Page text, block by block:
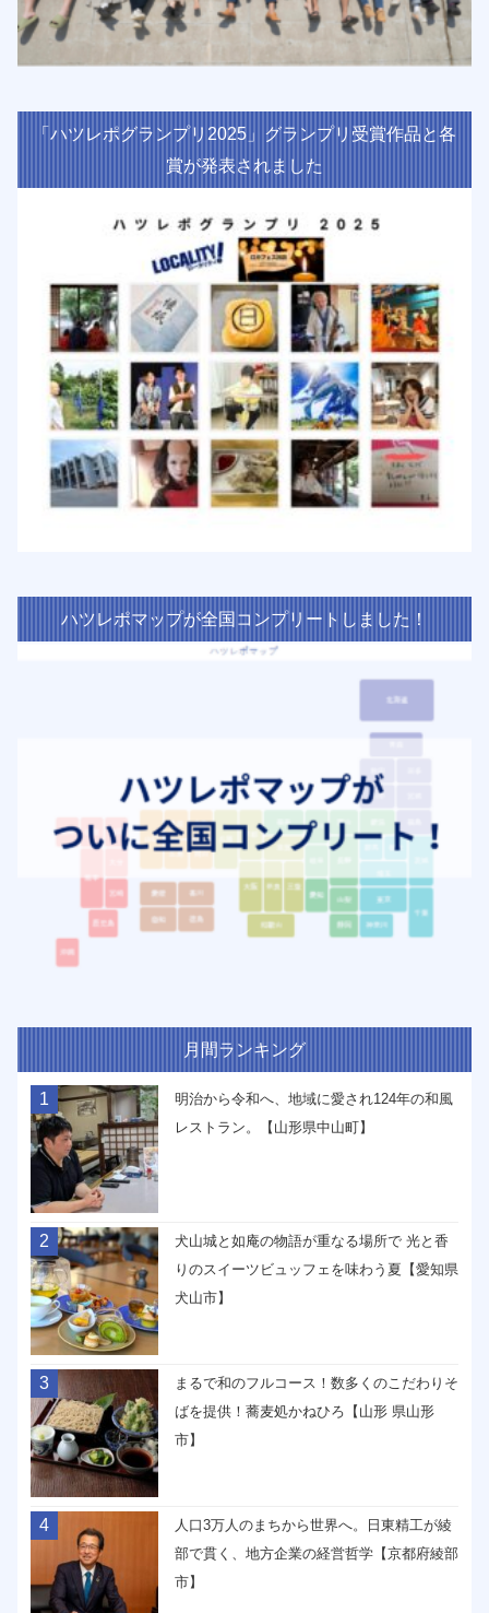
「ハツレポグランプリ2025」グランプリ受賞作品と各
賞が発表されました
ハツレポマップが全国コンプリートしました！
月間ランキング
1
明治から令和へ、地域に愛され124年の和風
レストラン。【山形県中山町】
2
犬山城と如庵の物語が重なる場所で 光と香
りのスイーツビュッフェを味わう夏【愛知県
犬山市】
3
まるで和のフルコース！数多くのこだわりそ
ばを提供！蕎麦処かねひろ【山形 県山形
市】
4
人口3万人のまちから世界へ。日東精工が綾
部で貫く、地方企業の経営哲学【京都府綾部
市】